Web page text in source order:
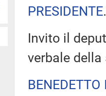
PRESIDENTE
Invito il
verbale della